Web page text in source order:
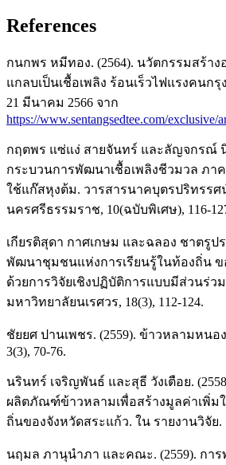
References
กนกพร หมีทอง. (2564). นวัตกรรมสร้าง
แกลบเป็นเชื้อเพลิง ร้อนเร็วไฟแรงคนกรุ
21 มีนาคม 2566 จาก
https://www.sentangsedtee.com/exclusive/
กฤตพร แซ่แง่ สายจันทร์ และลัญจกรณ์
กระบวนการพัฒนาเชื้อเพลิงชีวมวล ภา
ใช้แก๊สหุงต้ม. วารสารนาคบุตรปริทรร
นครศรีธรรมราช, 10(ฉบับพิเศษ), 116-
เกียรติสุดา กาศเกษม และฉลอง ชาตรูป
พัฒนาชุมชนแห่งการเรียนรู้ในท้องถิ่น ข
ด้วยการวิจัยเชิงปฏิบัติการแบบมีส่วนร่ว
มหาวิทยาลัยนเรศวร, 18(3), 112-124.
ชัยยศ ปานเพชร. (2559). ข้าวหลามหนอ
3(3), 70-76.
นรินทร์ เจริญพันธ์ และสุธี วังเตือย.
ผลิตภัณฑ์ข้าวหลามเพื่อสร้างมูลค่าเพิ่ม
ถิ่นของจังหวัดสระแก้ว. ใน รายงานวิจัย
นฤมล ภานุนําภา และคณะ. (2559). กา